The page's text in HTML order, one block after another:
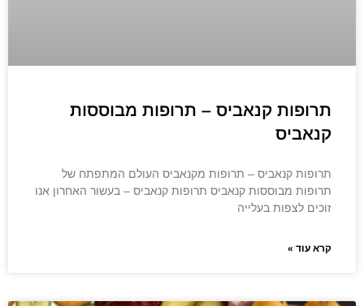
תרופות קנאביס – תרופות מבוססות
קנאביס
תרופות קנאביס – תרופות מקנאביס העולם המתפתח של
תרופות מבוססות קנאביס תרופות קנאביס – בעשור האחרון אנו
זוכים לצפות בעלייה
קרא עוד »